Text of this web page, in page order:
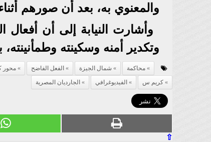
والمعنوي به، بعد أن صورهم
وأشارت النيابة إلى أن
وتكدير أمنه وسكينته
محاكمة شمال الجيزة الفعل الفاضح محور
كريم س
الفيديوغرافي الجارديان المصرية
⇧